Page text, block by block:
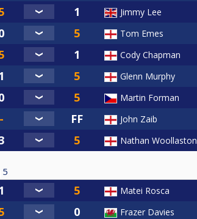
Jimmy Lee
Tom Emes
Cody Chapman
Glenn Murphy
Martin Forman
John Zaib
Nathan Woollaston
5
Matei Rosca
Frazer Davies